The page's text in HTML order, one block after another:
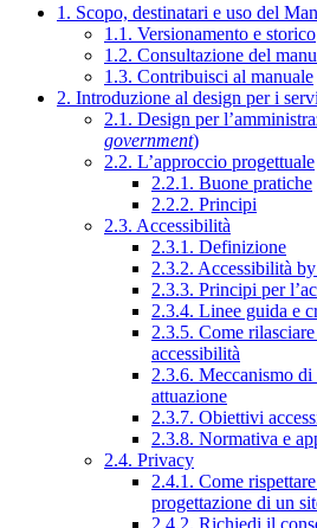
1. Scopo, destinatari e uso del
1.1. Versionamento e storico
1.2. Consultazione del
1.3. Contribuisci al manuale
2. Introduzione al design per i
2.1. Design per
government)
2.2. L’approccio progettuale
2.2.1. Buone pratiche
2.2.2. Principi
2.3. Accessibilità
2.3.1. Definizione
2.3.2. Accessibilità
2.3.3. Principi per
2.3.4. Linee guida e
2.3.5. Come
accessibilità
2.3.6. Meccanismo
attuazione
2.3.7. Obiettivi
2.3.8. Normativa e
2.4. Privacy
2.4.1. Come
progettazione di un
2.4.2. Richiedi il